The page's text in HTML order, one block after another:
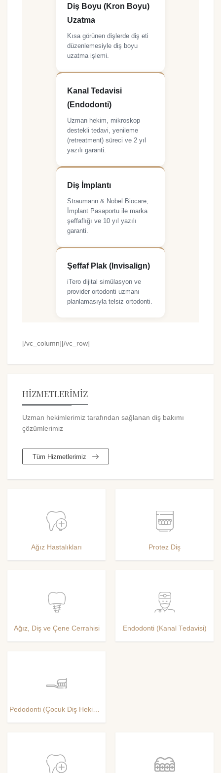
Diş Boyu (Kron Boyu)
Uzatma
Kısa görünen dişlerde diş eti
düzenlemesiyle diş boyu
uzatma işlemi.
Kanal Tedavisi
(Endodonti)
Uzman hekim, mikroskop
destekli tedavi, yenileme
(retreatment) süreci ve 2 yıl
yazılı garanti.
Diş İmplantı
Straumann & Nobel Biocare,
İmplant Pasaportu ile marka
şeffaflığı ve 10 yıl yazılı
garanti.
Şeffaf Plak (Invisalign)
iTero dijital simülasyon ve
provider ortodonti uzmanı
planlamasıyla telsiz ortodonti.
[/vc_column][/vc_row]
HİZMETLERİMİZ
Uzman hekimlerimiz tarafından sağlanan diş bakımı
çözümlerimiz
Tüm Hizmetlerimiz
Ağız Hastalıkları Protez Diş
Ağız, Diş ve Çene Cerrahisi Endodonti (Kanal Tedavisi)